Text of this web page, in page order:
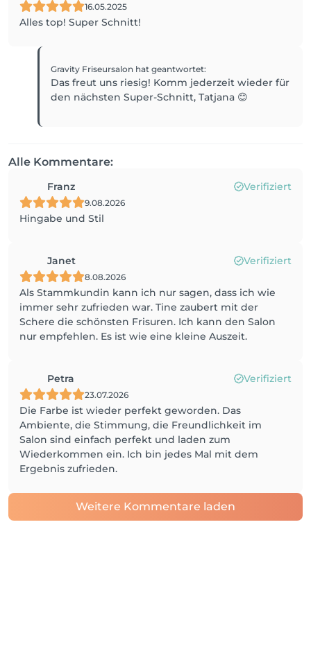
16.05.2025
Alles top! Super Schnitt!
Gravity Friseursalon hat geantwortet:
Das freut uns riesig! Komm jederzeit wieder für
den nächsten Super-Schnitt, Tatjana 😊
Alle Kommentare:
Franz Verifiziert
9.08.2026
Hingabe und Stil
Janet Verifiziert
8.08.2026
Als Stammkundin kann ich nur sagen, dass ich wie
immer sehr zufrieden war. Tine zaubert mit der
Schere die schönsten Frisuren. Ich kann den Salon
nur empfehlen. Es ist wie eine kleine Auszeit.
Petra Verifiziert
23.07.2026
Die Farbe ist wieder perfekt geworden. Das
Ambiente, die Stimmung, die Freundlichkeit im
Salon sind einfach perfekt und laden zum
Wiederkommen ein. Ich bin jedes Mal mit dem
Ergebnis zufrieden.
Weitere Kommentare laden